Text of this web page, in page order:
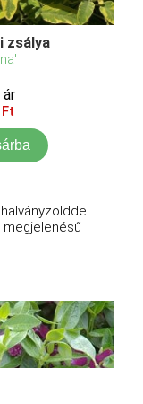
zsálya
ár